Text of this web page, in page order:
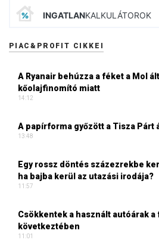
INGATLANKALKULÁTOROK
PIAC&PROFIT CIKKEI
A Ryanair behúzza a féket a Mol
kőolajfinomító miatt
14:12
A papírforma győzött a Tisza Párt
13:48
Egy rossz döntés százezrekbe
ha bajba kerül az utazási irodája?
11:57
Csökkentek a használt autóárak
következtében
11:01